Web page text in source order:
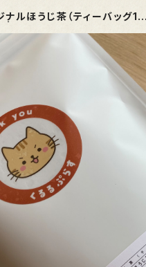
ナルほうじ茶（ティーバッグ15
ョップ｜くるるぷらす